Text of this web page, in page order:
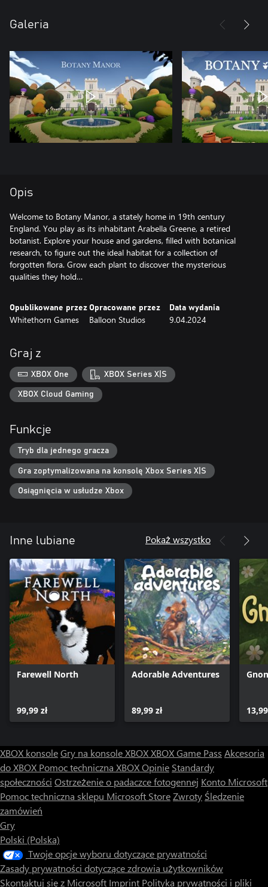
Galeria
Opis
Welcome to Botany Manor, a stately home in 19th century
England. You play as its inhabitant Arabella Greene, a retired
botanist. Explore your house and gardens, filled with botanical
research, to figure out the ideal habitat for a collection of
forgotten flora. Grow each plant to discover the mysterious
qualities they hold…
Opublikowane przez
Whitethorn Games
Opracowane przez
Balloon Studios
Data wydania
9.04.2024
Graj z
XBOX One XBOX Series X|S
XBOX Cloud Gaming
Funkcje
Tryb dla jednego gracza
Gra zoptymalizowana na konsolę Xbox Series X|S
Osiągnięcia w usłudze Xbox
Inne lubiane Pokaż wszystko
Farewell North
99,99 zł
Adorable Adventures
89,99 zł
XBOX konsoleGry na konsole XBOXXBOX Game Pass Akcesoria
do XBOX Pomoc techniczna XBOXOpinie Standardy
społeczności Ostrzeżenie o padaczce fotogennej Konto Microsoft
Pomoc techniczna sklepu Microsoft StoreZwroty Śledzenie
zamówień
Gry
Polski (Polska)
Twoje opcje wyboru dotyczące prywatności
Zasady prywatności dotyczące zdrowia użytkowników
Skontaktuj się z Microsoft Imprint Polityka prywatności i pliki